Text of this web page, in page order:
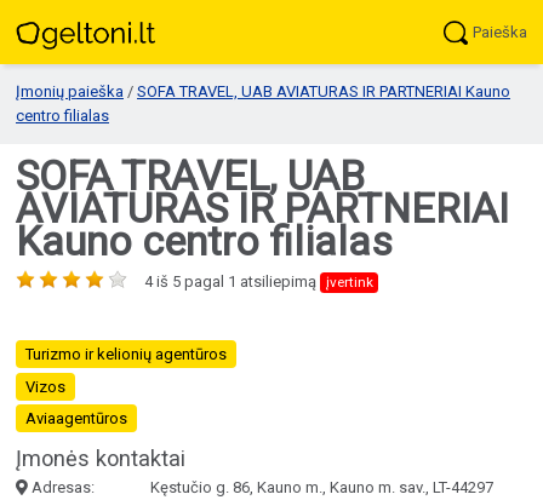
Paieška
Įmonių paieška / SOFA TRAVEL, UAB AVIATURAS IR PARTNERIAI Kauno
centro filialas
SOFA TRAVEL, UAB
AVIATURAS IR PARTNERIAI
Kauno centro filialas
4iš 5 pagal 1 atsiliepimą įvertink
Turizmo ir kelionių agentūros
Vizos
Aviaagentūros
Įmonės kontaktai
Adresas:
Kęstučio g. 86, Kauno m., Kauno m. sav., LT-44297